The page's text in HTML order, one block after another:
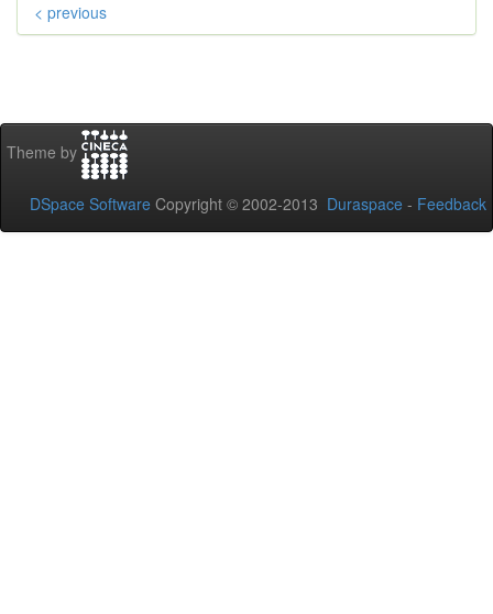
< previous
Theme by
DSpace Software Copyright © 2002-2013 Duraspace - Feedback